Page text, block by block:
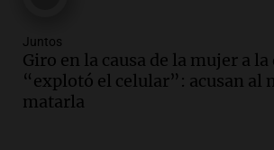
Audio.
la ley de Propiedad Privada
el Senado.
Viva la Radio Rosario
Juntos
Giro en la causa de la mujer a la
“explotó el celular”: acusan al
matarla